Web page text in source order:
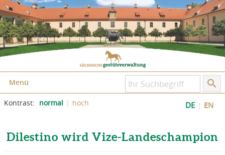
Zum Inhalt springen
Zum Seitenfuß springen
Menü
Kontrast: normal hoch EN
DE
Dilestino wird Vize-Landeschampion